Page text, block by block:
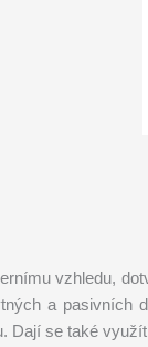
vzhledu,
a
se také